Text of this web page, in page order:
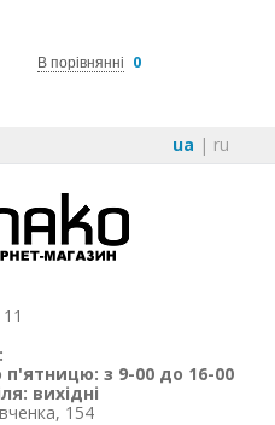
В порівнянні 0
ua | ru
п'ятницю: з 9-00 до 16-00
вихідні
154